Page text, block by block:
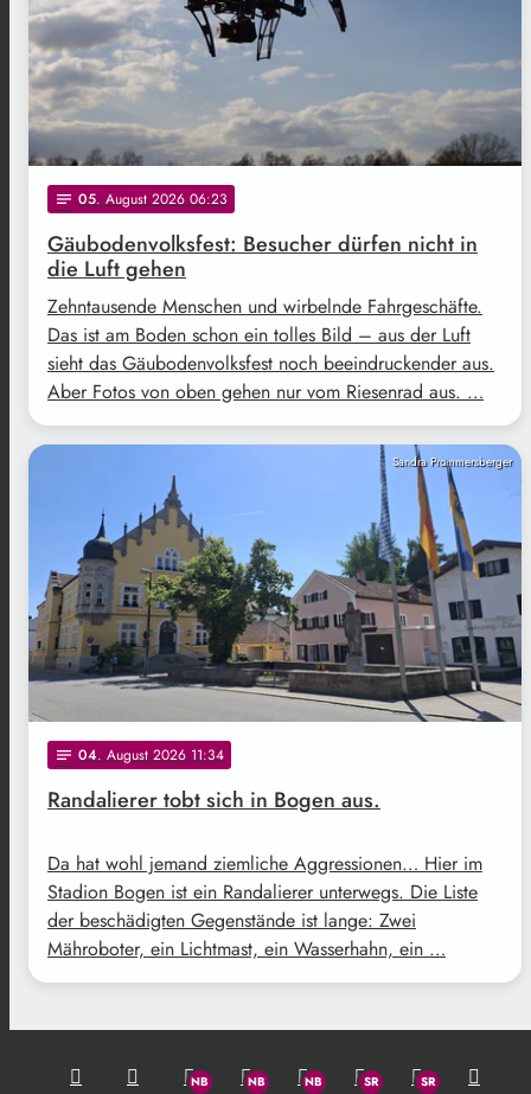
notes 05. August 2026 06:23
Gäubodenvolksfest: Besucher dürfen nicht in
die Luft gehen
Zehntausende Menschen und wirbelnde Fahrgeschäfte.
Das ist am Boden schon ein tolles Bild – aus der Luft
sieht das Gäubodenvolksfest noch beeindruckender aus.
Aber Fotos von oben gehen nur vom Riesenrad aus. …
Sandra Prommersberger
notes 04. August 2026 11:34
Randalierer tobt sich in Bogen aus.
Da hat wohl jemand ziemliche Aggressionen… Hier im
Stadion Bogen ist ein Randalierer unterwegs. Die Liste
der beschädigten Gegenstände ist lange: Zwei
Mähroboter, ein Lichtmast, ein Wasserhahn, ein …